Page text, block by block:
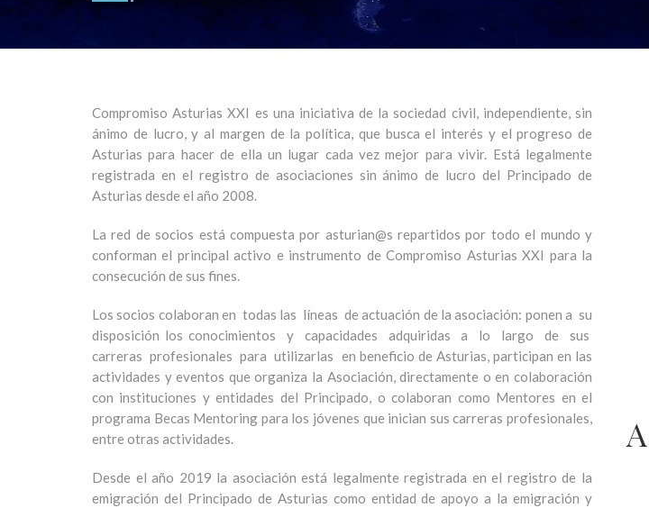
Compromiso Asturias XXI es una iniciativa de la sociedad civil, independiente, sin
ánimo de lucro, y al margen de la política, que busca el interés y el progreso de
Asturias para hacer de ella un lugar cada vez mejor para vivir. Está legalmente
registrada en el registro de asociaciones sin ánimo de lucro del Principado de
Asturias desde el año 2008.
La red de socios está compuesta por asturian@s repartidos por todo el mundo y
conforman el principal activo e instrumento de Compromiso Asturias XXI para la
consecución de sus fines.
Los socios colaboran en todas las líneas de actuación de la asociación: ponen a su
disposición los conocimientos y capacidades adquiridas a lo largo de sus
carreras profesionales para utilizarlas en beneficio de Asturias, participan en las
actividades y eventos que organiza la Asociación, directamente o en colaboración
con instituciones y entidades del Principado, o colaboran como Mentores en el
programa Becas Mentoring para los jóvenes que inician sus carreras profesionales,
entre otras actividades.
Desde el año 2019 la asociación está legalmente registrada en el registro de la
emigración del Principado de Asturias como entidad de apoyo a la emigración y